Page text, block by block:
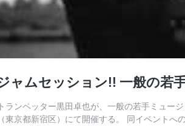
ャムセッション!! 一般の若
ランペッター黒田卓也が、一般の若手ミュー
東京都新宿区）にて開催する。 同イベント